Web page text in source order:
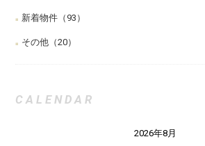
新着物件 （93）
その他 （20）
CALENDAR
2026年8月